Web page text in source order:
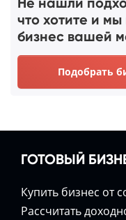
что хотите и
бизнес вашей
Подобрать
ГОТОВЫЙ
Купить бизнес от
Расcчитать